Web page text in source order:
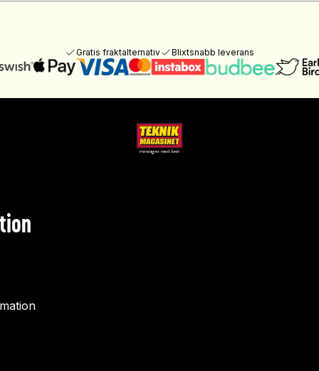
Gratis fraktalternativ Blixtsnabb leverans